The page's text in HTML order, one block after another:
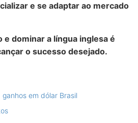
e se adaptar ao mercado
dominar a língua inglesa é
o sucesso desejado.
ganhos em dólar Brasil